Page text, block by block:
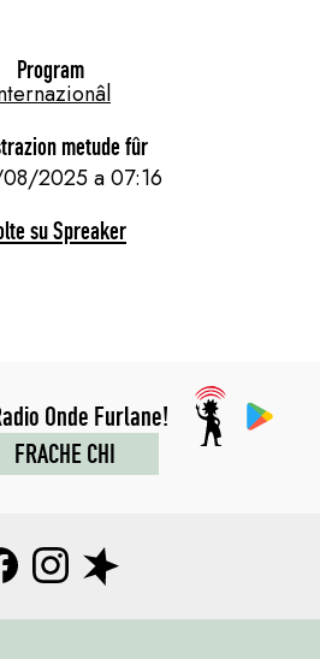
Program
metude fûr
2025 a 07:16
su Spreaker
Onde Furlane!
FRACHE CHI